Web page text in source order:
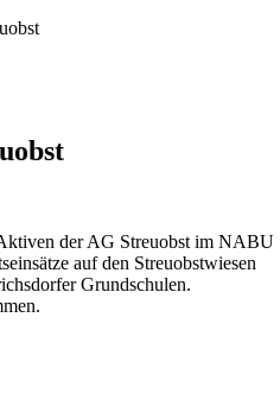
der AG Streuobst im NABU
auf den Streuobstwiesen
Grundschulen.